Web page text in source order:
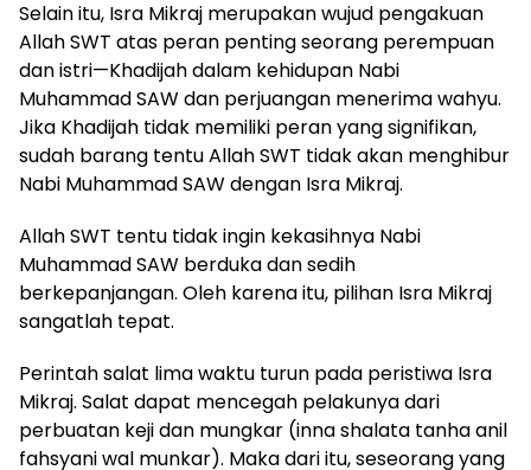
Selain itu, Isra Mikraj merupakan wujud pengakuan
Allah SWT atas peran penting seorang perempuan
dan istri—Khadijah dalam kehidupan Nabi
Muhammad SAW dan perjuangan menerima wahyu.
Jika Khadijah tidak memiliki peran yang signifikan,
sudah barang tentu Allah SWT tidak akan menghibur
Nabi Muhammad SAW dengan Isra Mikraj.
Allah SWT tentu tidak ingin kekasihnya Nabi
Muhammad SAW berduka dan sedih
berkepanjangan. Oleh karena itu, pilihan Isra Mikraj
sangatlah tepat.
Perintah salat lima waktu turun pada peristiwa Isra
Mikraj. Salat dapat mencegah pelakunya dari
perbuatan keji dan mungkar (inna shalata tanha anil
fahsyani wal munkar). Maka dari itu, seseorang yang